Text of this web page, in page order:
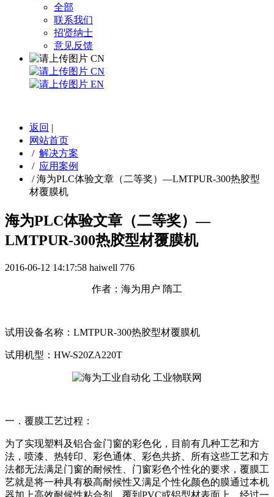
全部
联系我们
招贤纳士
意见反馈
CN
CN
EN
返回 |
网站首页
/ 解决方案
/ 应用案例
/海为PLC体验文章（二等奖）—LMTPUR-300热胶型
材覆膜机
海为PLC体验文章（二等奖）—
LMTPUR-300热胶型材覆膜机
2016-06-12 14:17:58 haiwell 776
作者：海为用户 隋工
试用设备名称：LMTPUR-300热胶型材覆膜机
试用机型：HW-S20ZA220T
一．覆膜工艺过程：
为了实现塑料及铝合金门窗的彩色化，目前有几种工艺和方
法，喷漆、热转印、彩色通体、彩色共挤、所有这些工艺和方
法都无法满足门窗的耐候性、门窗彩色个性化的要求，覆膜工
艺就是将一种具有极高耐候性又满足个性化颜色的膜通过本机
器加上高效耐候性粘合剂，覆到PVC或铝型材表面上，经过一